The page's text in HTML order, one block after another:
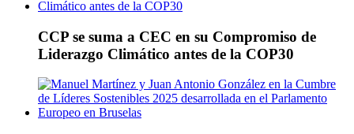
CCP se suma a CEC en su Compromiso de
Liderazgo Climático antes de la COP30